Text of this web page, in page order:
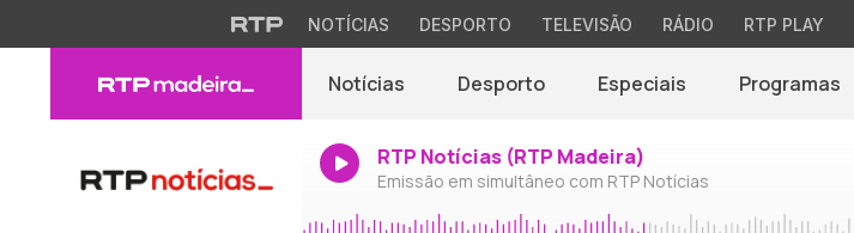
NOTÍCIAS DESPORTO TELEVISÃO RÁDIO RTP PLAY
Notícias Desporto Especiais Programas
RTP Notícias (RTP Madeira)
Emissão em simultâneo com RTP Notícias